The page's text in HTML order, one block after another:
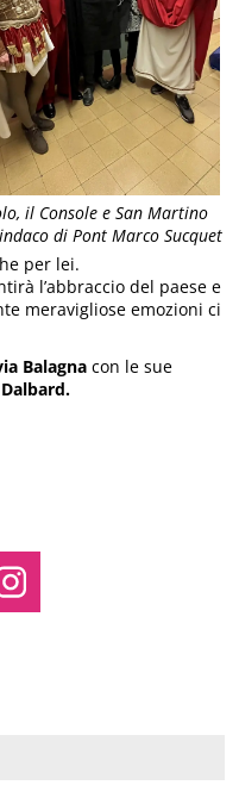
il Console e San Martino
di Pont Marco Sucquet
per lei.
l’abbraccio del paese e
meravigliose emozioni ci
Balagna con le sue